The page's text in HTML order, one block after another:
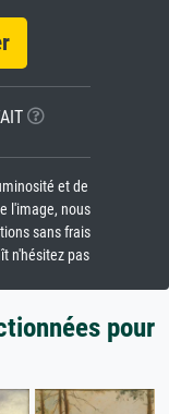
et de
l'image, nous
sans frais
n'hésitez pas
pour